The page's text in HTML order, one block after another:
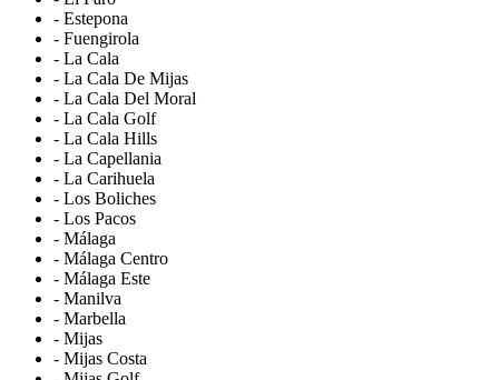
- Estepona
- Fuengirola
- La Cala
- La Cala De Mijas
- La Cala Del Moral
- La Cala Golf
- La Cala Hills
- La Capellania
- La Carihuela
- Los Boliches
- Los Pacos
- Málaga
- Málaga Centro
- Málaga Este
- Manilva
- Marbella
- Mijas
- Mijas Costa